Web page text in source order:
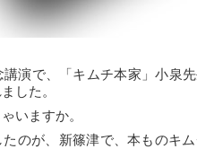
講演で、「キムチ本家」小泉
した。
いますか。
たのが、新篠津で、本ものキ